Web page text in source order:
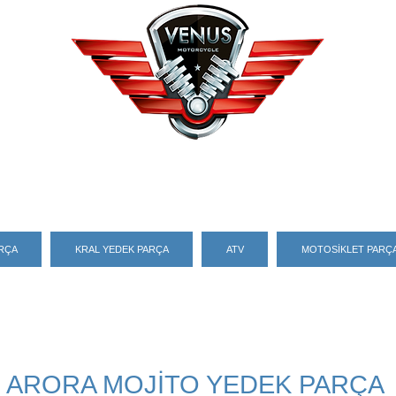
KRAL YEDEK PARÇA ATV MOTOSİKLET
ARORA MOJİTO YEDEK PARÇA